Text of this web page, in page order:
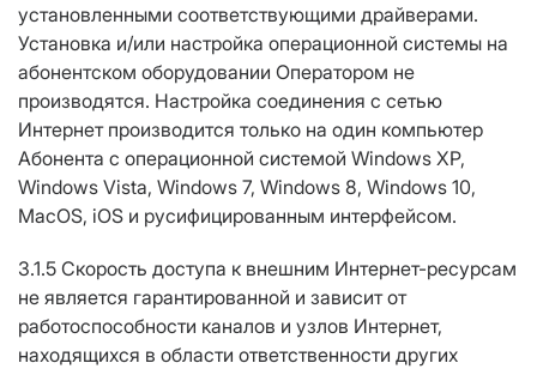
установленными соответствующими драйверами.
Установка и/или настройка операционной системы на
абонентском оборудовании Оператором не
производятся. Настройка соединения с сетью
Интернет производится только на один компьютер
Абонента с операционной системой Windows XP,
Windows Vista, Windows 7, Windows 8, Windows 10,
MacOS, iOS и русифицированным интерфейсом.
3.1.5 Скорость доступа к внешним Интернет-ресурсам
не является гарантированной и зависит от
работоспособности каналов и узлов Интернет,
находящихся в области ответственности других